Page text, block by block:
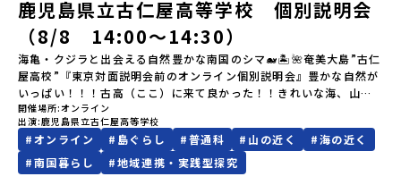
LINEよりご連絡をお願いします。※受信制限設定をしていると、通
知メールをお受け取りいただけません。その場合は、
「@miratabi.jp」からのメールを受信できるよう設定をお願いいた
します。※結果に関する個別のお問合せにはお答えしておりません
ので、ご了承ください。・お申し込みについてお申込はお一人様1回
限りです。PC・スマートフォンからお申込ください。申込後の内容
変更はできません。お申込時は、メールアドレスの入力間違いにご
注意ください。・宿泊について１室に複数(同性2～4名程度)で宿泊
いただく予定です。・食事アレルギー対応について個別の詳細なア
レルギー対応希望にはお応えしかねる場合がございます。対応が必
要な場合は必ず事前にご相談ください。・参加取消や急遽参加でき
【STEP 2】プログラム説明会〜「標津町」の内容をもっと知りした
い方へ〜全体説明を聞いたうえで、「プログラムで何をするの？」
「どんなまちなの？」という疑問にお答えする詳細配信です。2泊3
日のプログラムの中身をお伝えします。日時：6月10日(水) 19：
00〜20：00内容：どんなところ？プログラム詳細解説、質疑応答紹
介地域：鹿児島県出水市・出水工業高校/北海道標津町/岩手県八幡
平市/愛媛県鬼北町＊4つの地域のプログラムを1時間でぎゅっとお届
けします。お申し込み：https://c-mirai.jp/events/064069お気
軽にどうぞ！「はじめての一人旅だけど大丈夫？」「どんな体験が
できるの？」そんな保護者様の不安や、中学生のみなさんの素朴な
鹿児島県立古仁屋高等学校 個別説明会
（8/8 14:00〜14:30）
海亀・クジラと出会える自然豊かな南国のシマ🐋🏝🌺奄美大島”古仁
屋高校”『東京対面説明会前のオンライン個別説明会』豊かな自然が
いっぱい！！！古高（ここ）に来て良かった！！きれいな海、山に
囲まれた鹿児島県の離島「古仁屋高校」人のあたたかさに触れ、自
立の心を学び、シマに貢献していきたいそんな気持ちを持った仲間
たちと一緒に学び成長しませんか？？皆さんと個別説明会でゆっく
りお話しできるのを楽しみにお待ちしております ♪
開催場所 オンライン
出演 鹿児島県立古仁屋高等学校
#オンライン # 島ぐらし #普通科 # 山の近く #海の近く
#南国暮らし #地域連携・実践型探究